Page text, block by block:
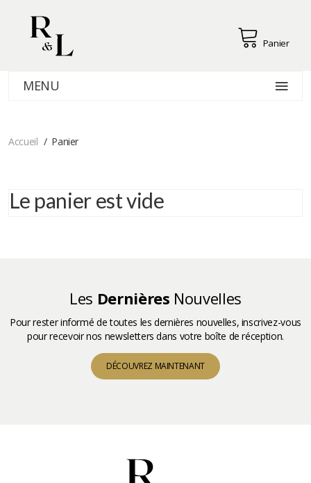
Panier
MENU
Accueil Panier
Le panier est vide
Les Dernières Nouvelles
Pour rester informé de toutes les dernières nouvelles, inscrivez-vous
pour recevoir nos newsletters dans votre boîte de réception.
DÉCOUVREZ MAINTENANT